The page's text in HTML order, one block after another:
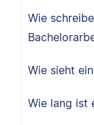
Wie
Wie sieht
Wie lang ist